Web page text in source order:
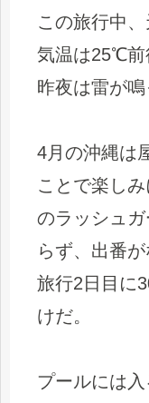
この旅行中、
気温は25℃前
昨夜は雷が鳴
4月の沖縄は
ことで楽し
のラッシュ
らず、出番が
旅行2日目に
けだ。
プールには